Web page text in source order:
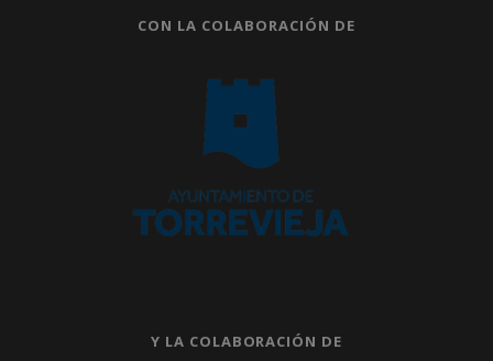
CON LA COLABORACIÓN DE
Y LA COLABORACIÓN DE